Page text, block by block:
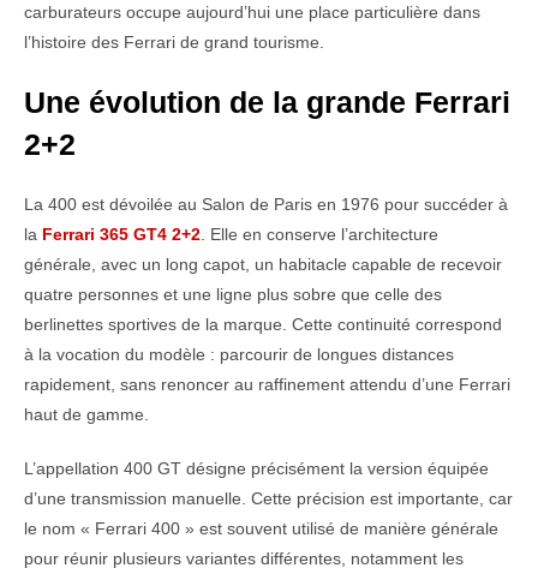
carburateurs occupe aujourd’hui une place particulière dans
l’histoire des Ferrari de grand tourisme.
Une évolution de la grande Ferrari
2+2
La 400 est dévoilée au Salon de Paris en 1976 pour succéder à
la Ferrari 365 GT4 2+2 . Elle en conserve l’architecture
générale, avec un long capot, un habitacle capable de recevoir
quatre personnes et une ligne plus sobre que celle des
berlinettes sportives de la marque. Cette continuité correspond
à la vocation du modèle : parcourir de longues distances
rapidement, sans renoncer au raffinement attendu d’une Ferrari
haut de gamme.
L’appellation 400 GT désigne précisément la version équipée
d’une transmission manuelle. Cette précision est importante, car
le nom « Ferrari 400 » est souvent utilisé de manière générale
pour réunir plusieurs variantes différentes, notamment les